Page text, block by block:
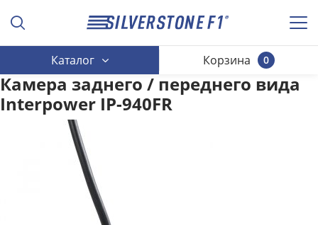
Каталог 0
Корзина
Камера заднего / переднего вида
Interpower IP-940FR